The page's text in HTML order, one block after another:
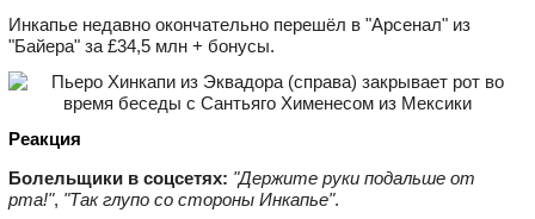
Инкапье недавно окончательно перешёл в "Арсенал" из
"Байера" за £34,5 млн + бонусы.
Реакция
Болельщики в соцсетях: "Держите руки подальше от
рта!", "Так глупо со стороны Инкапье".